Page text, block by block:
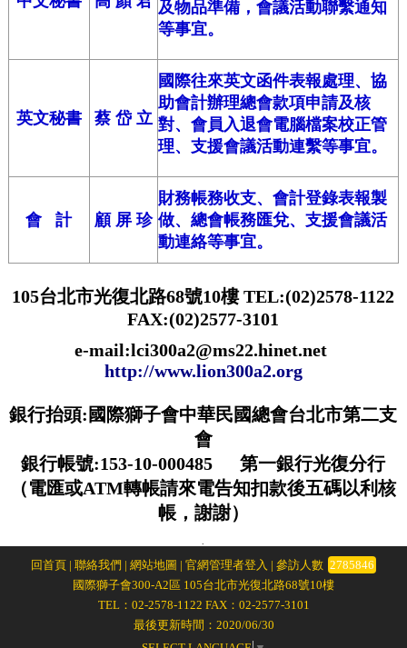
及物品準備，會議活動聯繫通知
等事宜。
英文秘書 蔡 岱 立
國際往來英文函件表報處理、協
助會計辦理總會款項申請及核
對、會員入退會電腦檔案校正管
理、支援會議活動連繫等事宜。
會 計 顧 屏 珍
財務帳務收支、會計登錄表報製
做、總會帳務匯兌、支援會議活
動連絡等事宜。
105台北市光復北路68號10樓 TEL:(02)2578-1122
FAX:(02)2577-3101
e-mail:lci300a2@ms22.hinet.net
http://www.lion300a2.org
銀行抬頭:國際獅子會中華民國總會台北市第二支
會
銀行帳號:153-10-000485 第一銀行光復分行
（電匯或ATM轉帳請來電告知扣款後五碼以利核
帳，謝謝）
回首頁 | 聯絡我們 | 網站地圖 | 官網管理者登入 | 參訪人數 2785846
國際獅子會300-A2區 105台北市光復北路68號10樓
TEL：02-2578-1122 FAX：02-2577-3101
最後更新時間：2020/06/30